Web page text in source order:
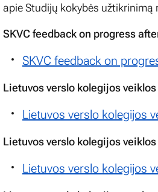
apie Studijų kokybės užtikrinimą
SKVC feedback on progress
SKVC feedback on
Lietuvos verslo kolegijos
Lietuvos verslo kolegijos
Lietuvos verslo kolegijos
Lietuvos verslo kolegijos